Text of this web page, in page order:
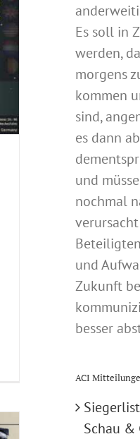
Es soll in
werden,
morgens
kommen
sind,
es dann
und
nochmal
und
Zukunft
besser
ACI
Schau &